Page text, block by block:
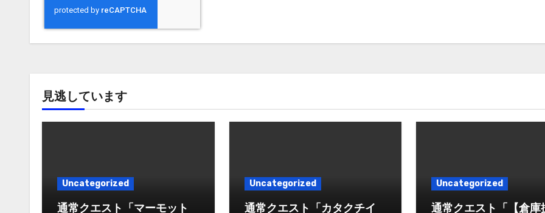
見逃しています
Uncategorized
通常クエスト「マーモット
Uncategorized
通常クエスト「カタクチイ
Uncategorized
通常クエスト「【倉庫